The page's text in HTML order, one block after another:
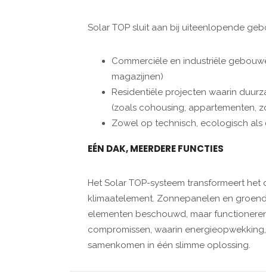
Solar TOP sluit aan bij uiteenlopende
Commerciële en industriële
magazijnen)
Residentiële projecten waarin
(zoals cohousing, appartementen,
Zowel op technisch, ecologisch als
EÉN DAK, MEERDERE FUNCTIES
Het Solar TOP-systeem transformeert
klimaatelement. Zonnepanelen en
elementen beschouwd, maar
compromissen, waarin
samenkomen in één slimme oplossing.